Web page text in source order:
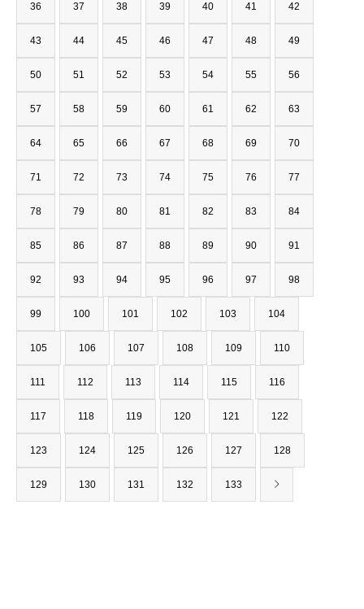
36 37 38 39 40 41 42
43 44 45 46 47 48 49
50 51 52 53 54 55 56
57 58 59 60 61 62 63
64 65 66 67 68 69 70
71 72 73 74 75 76 77
78 79 80 81 82 83 84
85 86 87 88 89 90 91
92 93 94 95 96 97 98
99 100 101 102 103 104
105 106 107 108 109 110
111 112 113 114 115 116
117 118 119 120 121 122
123 124 125 126 127 128
129 130 131 132 133